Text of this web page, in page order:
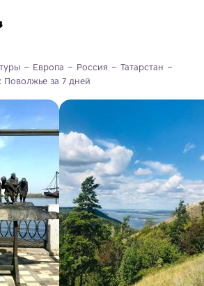
Европа Россия
Татарстан
за 7 дней